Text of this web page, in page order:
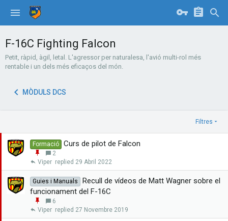
F-16C Fighting Falcon
Petit, ràpid, àgil, letal. L'agressor per naturalesa, l'avió multi-rol més
rentable i un dels més eficaços del món.
MÒDULS DCS
Filtres
Formació Curs de pilot de Falcon
n
g
a
n
x
r
2
29 Abril 2022
Viper
Guies i Manuals
Recull de vídeos de Matt Wagner sobre el
funcionament del F-16C
n
g
6
27 Novembre 2019
Viper